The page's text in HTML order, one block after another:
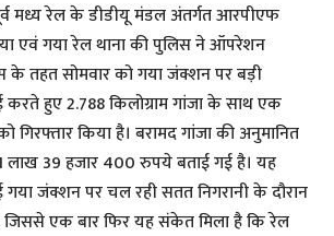
मध्य रेल के डीडीयू मंडल अंतर्गत आरपीएफ
एवं गया रेल थाना की पुलिस ने ऑपरेशन
के तहत सोमवार को गया जंक्शन पर बड़ी
करते हुए 2.788 किलोग्राम गांजा के साथ एक
गिरफ्तार किया है। बरामद गांजा की अनुमानित
लाख 39 हजार 400 रुपये बताई गई है। यह
गया जंक्शन पर चल रही सतत निगरानी के दौरान
एक बार फिर यह संकेत मिला है कि रेल